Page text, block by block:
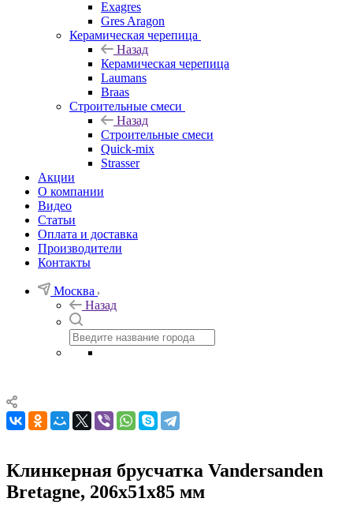
Exagres
Gres Aragon
Керамическая черепица
Назад
Керамическая черепица
Laumans
Braas
Строительные смеси
Назад
Строительные смеси
Quick-mix
Strasser
Акции
О компании
Видео
Статьи
Оплата и доставка
Производители
Контакты
Москва
Назад
Клинкерная брусчатка Vandersanden
Bretagne, 206x51x85 мм